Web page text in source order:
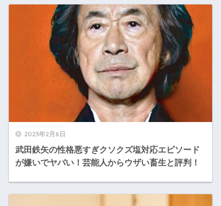
2023年2月6日
武田鉄矢の性格悪すぎクソクズ塩対応エピソード
が嫌いでヤバい！芸能人からウザい畜生と評判！